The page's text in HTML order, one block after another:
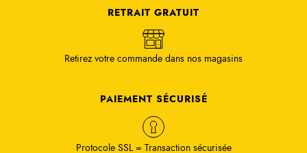
RETRAIT GRATUIT
Retirez votre commande dans nos magasins
PAIEMENT SÉCURISÉ
Protocole SSL = Transaction sécurisée